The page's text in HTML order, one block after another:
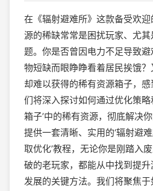
在《辐射避难所》这款备受欢
源的稀缺常常是困扰玩家、尤
题。你是否曾因电力不足导致
物短缺而眼睁睁看着居民挨饿
却难以获得的稀有资源箱子，
们将深入探讨如何通过优化策略
箱子’中的稀有资源，彻底解决
提供一套清晰、实用的‘辐射避
取优化’教程，无论你是刚踏入
破的老玩家，都能从中找到提
发展的关键方法。我们将聚焦